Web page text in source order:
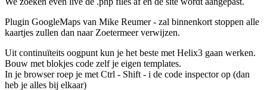
Plugin GoogleMaps van Mike Reumer - zal binnenkort stoppen alle
kaartjes zullen dan naar Zoetermeer verwijzen.
Uit continuïteits oogpunt kun je het beste met Helix3 gaan werken.
Bouw met blokjes code zelf je eigen templates.
In je browser roep je met Ctrl - Shift - i de code inspector op (dan
heb je alles bij elkaar)